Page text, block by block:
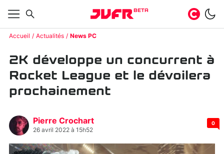
BETA
Accueil Actualités News PC
2K développe un concurrent à
Rocket League et le dévoilera
prochainement
Pierre Crochart
26 avril 2022 à 15h52
0